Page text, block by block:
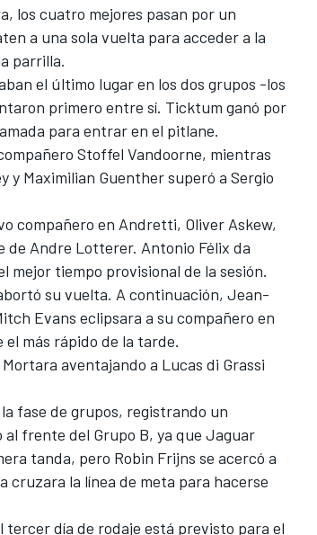
los cuatro mejores pasan por un
a una sola vuelta para acceder a la
parrilla.
el último lugar en los dos grupos -los
primero entre sí. Ticktum ganó por
para entrar en el pitlane.
Stoffel Vandoorne, mientras
y Maximilian Guenther superó a Sergio
compañero en Andretti, Oliver Askew,
de Andre Lotterer. Antonio Félix da
mejor tiempo provisional de la sesión.
su vuelta. A continuación, Jean-
Evans eclipsara a su compañero en
más rápido de la tarde.
aventajando a Lucas di Grassi
fase de grupos, registrando un
al frente del Grupo B, ya que Jaguar
tanda, pero Robin Frijns se acercó a
cruzara la línea de meta para hacerse
día de rodaje está previsto para el